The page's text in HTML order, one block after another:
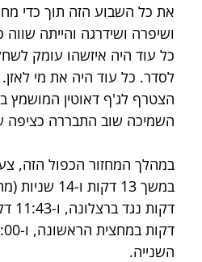
את כל השבוע הזה תוך כדי
ושיפרה ושידרגה והייתה
כל עוד היה איזשהו עומק
לסדר. כל עוד היה את מי לאזן.
הצטרף לג'ף דאוטין המושמץ
השמיכה שוב התבררה כציפה
במהלך המחזור הכפול הזה,
השנייה.